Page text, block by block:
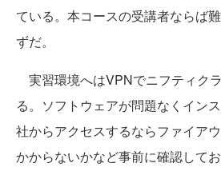
ている。本コースの受講者ならば
ずだ。
実習環境へはVPNでニフティク
る。ソフトウェアが問題なくイン
社からアクセスするならファイア
かからないかなど事前に確認して